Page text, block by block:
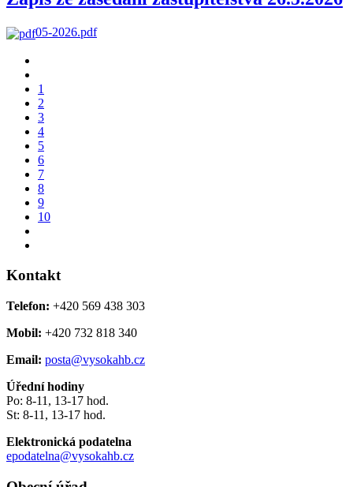
05-2026.pdf
1
2
3
4
5
6
7
8
9
10
Kontakt
Telefon: +420 569 438 303
Mobil: +420 732 818 340
Email: posta@vysokahb.cz
Úřední hodiny
Po: 8-11, 13-17 hod.
St: 8-11, 13-17 hod.
Elektronická podatelna
epodatelna@vysokahb.cz